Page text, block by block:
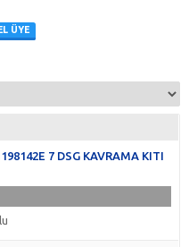
ÜYE
7 DSG KAVRAMA KITI